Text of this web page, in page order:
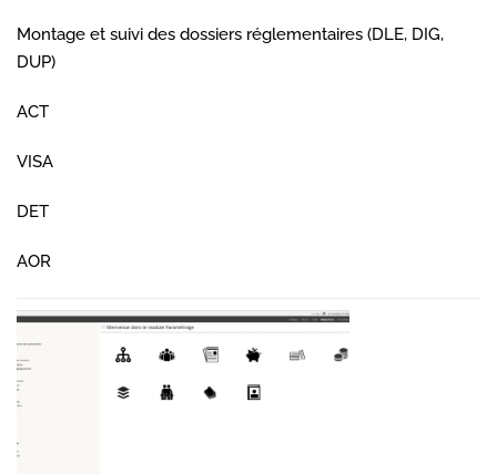
Montage et suivi des dossiers réglementaires (DLE, DIG,
DUP)
ACT
VISA
DET
AOR